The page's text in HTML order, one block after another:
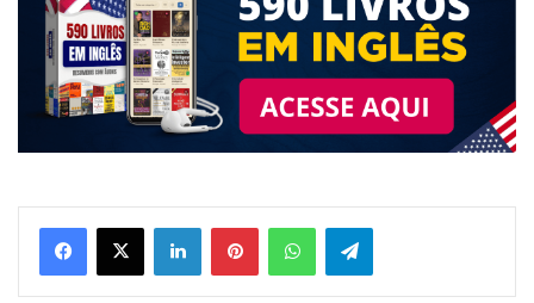
LinkedinPinterestWhatsAppTelegram